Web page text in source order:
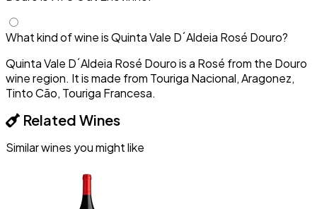
What kind of wine is Quinta Vale D´Aldeia Rosé Douro?
Quinta Vale D´Aldeia Rosé Douro is a Rosé from the Douro
wine region. It is made from Touriga Nacional, Aragonez,
Tinto Cão, Touriga Francesa.
Related Wines
Similar wines you might like